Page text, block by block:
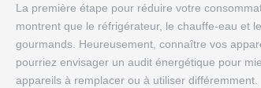
La première étape pour réduire votre
montrent que le réfrigérateur, le chauffe-eau et
gourmands. Heureusement, connaître vos
pourriez envisager un audit énergétique pour
appareils à remplacer ou à utiliser différemment.